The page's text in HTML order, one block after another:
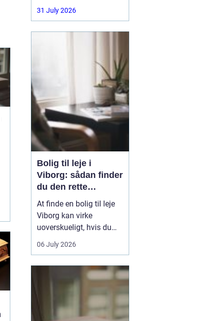
med det samme.
Skærmen splintrer, lyden
mobilen helt central i
både arbejde, studie og
31 July 2026
Bolig til leje i
Viborg: sådan finder
du den rette
lejlighed
At finde en bolig til leje
Viborg kan virke
uoverskueligt, hvis du
ikke kender byen eller det
lokale boligmarked. Der
priserne varierer, og
områderne har hver
deres særpræg. Med en
klar plan, lidt viden om
06 July 2026